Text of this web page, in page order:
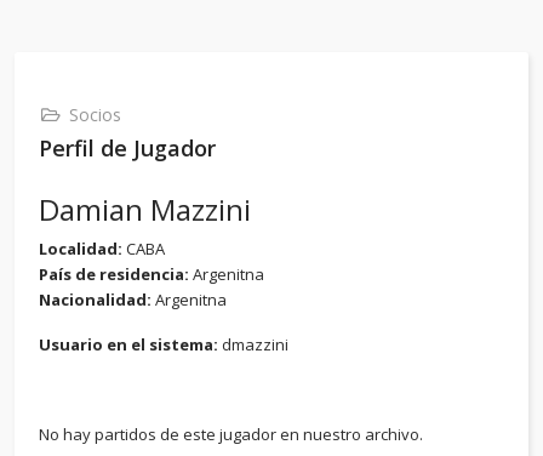
Socios
Perfil de Jugador
Damian Mazzini
Localidad: CABA
País de residencia: Argenitna
Nacionalidad: Argenitna
Usuario en el sistema: dmazzini
No hay partidos de este jugador en nuestro archivo.